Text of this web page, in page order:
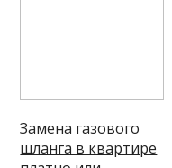
Замена газового
шланга в квартире